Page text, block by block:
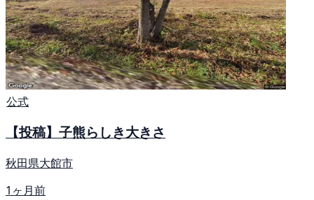
公式
【投稿】子熊らしき大きさ
秋田県大館市
1ヶ月前